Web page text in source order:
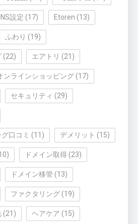
設定 (17) Etoren (13)
ふわり (19)
(22) エアトリ (21)
ンラインショッピング (17)
セキュリティ (29)
口コミ (11) デメリット (15)
ドメイン取得 (23)
ドメイン移管 (13)
ファクタリング (19)
(21) ヘアケア (15)